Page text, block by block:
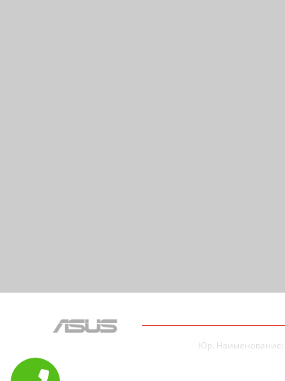
Юр. Наименование: